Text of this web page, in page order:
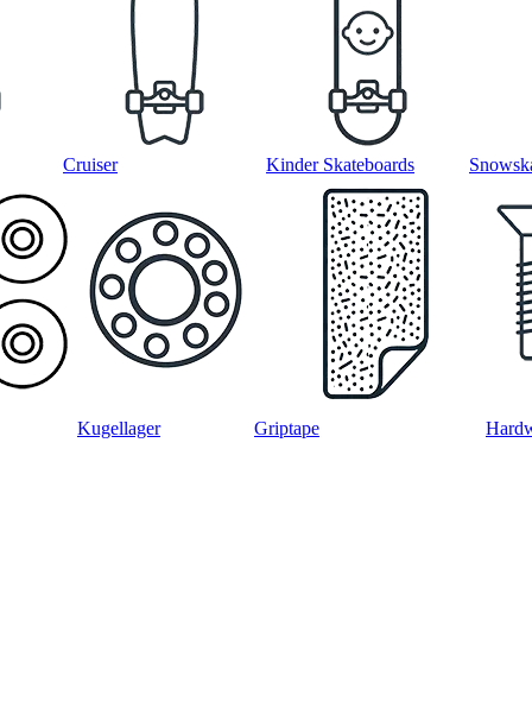
Cruiser Kinder Skateboards
Kugellager Griptape